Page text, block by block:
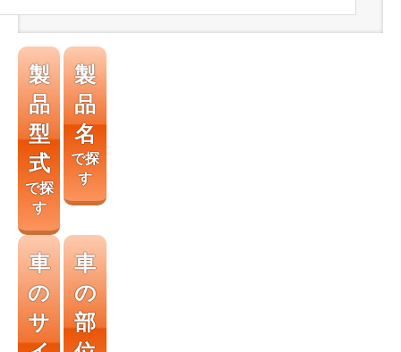
製
品
型
式
で探
す
製
品
名
で探
す
車
の
サ
車
の
部